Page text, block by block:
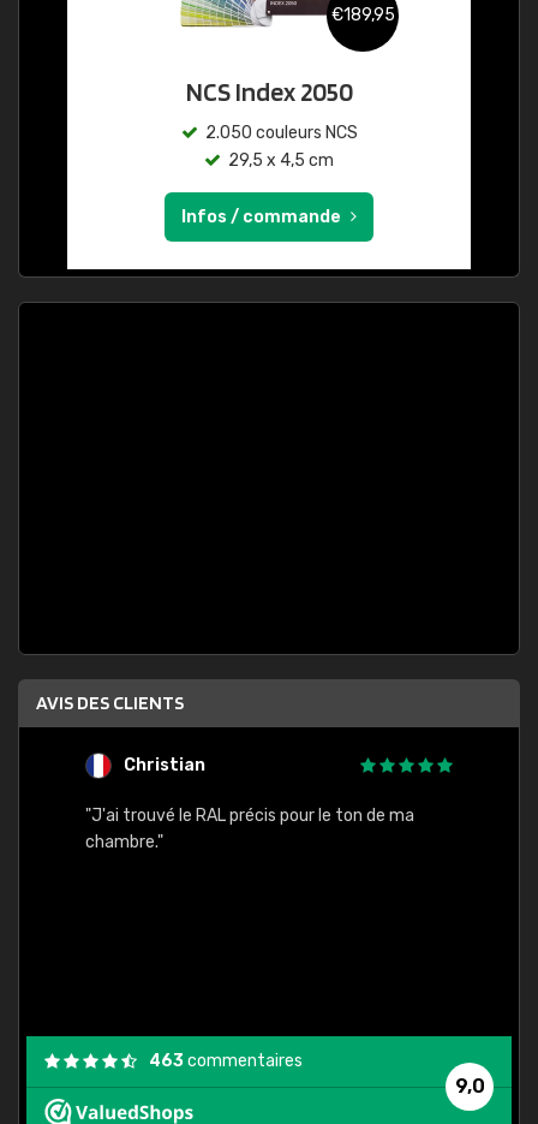
€189,95
NCS Index 2050
2.050 couleurs NCS
29,5 x 4,5 cm
Infos / commande
AVIS DES CLIENTS
Christian
"J'ai trouvé le RAL précis pour le ton de ma
chambre."
9,0
463commentaires